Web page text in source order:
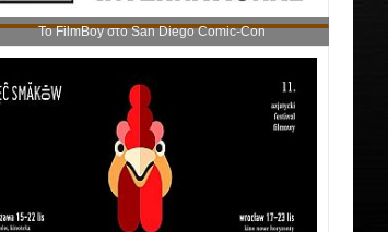
Το FilmBoy στο San Diego Comic-Con